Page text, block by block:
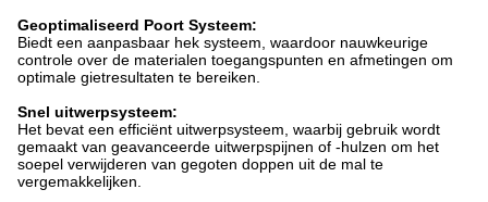
Geoptimaliseerd Poort Systeem:
Biedt een aanpasbaar hek systeem, waardoor nauwkeurige
controle over de materialen toegangspunten en afmetingen om
optimale gietresultaten te bereiken.
Snel uitwerpsysteem:
Het bevat een efficiënt uitwerpsysteem, waarbij gebruik wordt
gemaakt van geavanceerde uitwerpspijnen of -hulzen om het
soepel verwijderen van gegoten doppen uit de mal te
vergemakkelijken.